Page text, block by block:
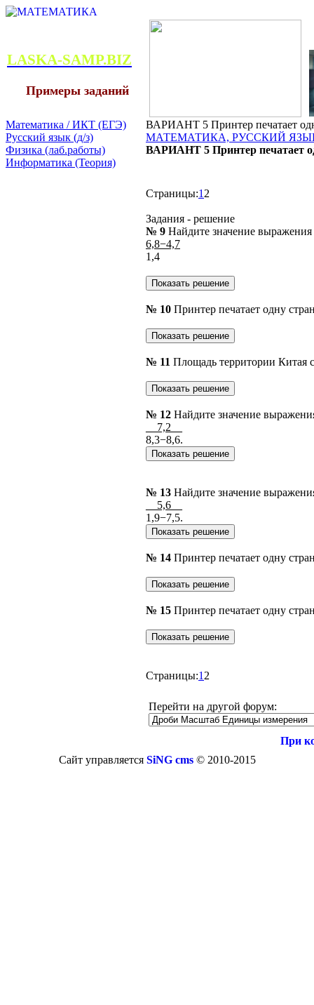
LASKA-SAMP.BIZ
Примеры заданий
Математика / ИКТ (ЕГЭ)
Русский язык (д/з)
Физика (лаб.работы)
Информатика (Теория)
ВАРИАНТ 5 Принтер печатает
МАТЕМАТИКА, РУССКИЙ
ВАРИАНТ 5 Принтер печатает
Страницы:1 2
Задания - решение
№ 9 Найдите значение выражения
6,8−4,7
1,4
№ 10 Принтер печатает одну
№ 11 Площадь территории Китая
№ 12 Найдите значение
__7,2__
8,3−8,6.
№ 13 Найдите значение
__5,6__
1,9−7,5.
№ 14 Принтер печатает одну
№ 15 Принтер печатает одну
Страницы:1 2
Перейти на другой форум:
При
Сайт управляется SiNG cms© 2010-2015